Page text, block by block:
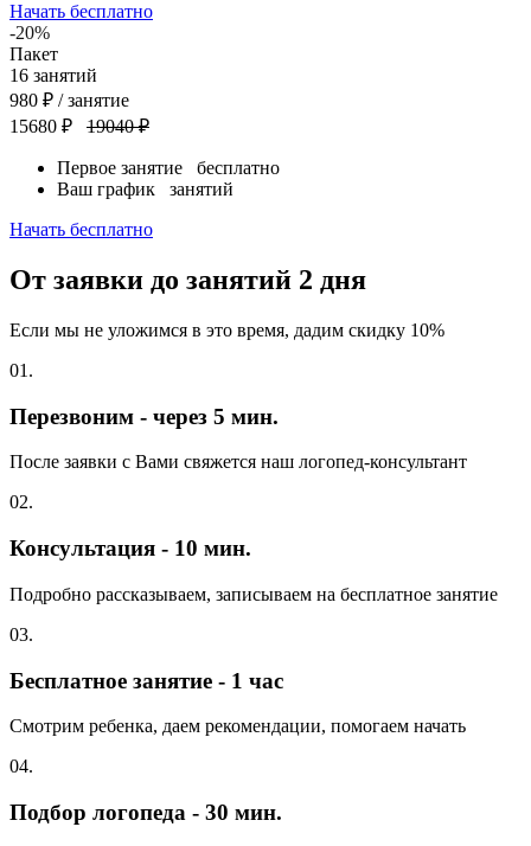
Начать бесплатно
-20%
Пакет
16 занятий
980 ₽ / занятие
15680 ₽
19040 ₽
Первое занятие бесплатно
Ваш график занятий
Начать бесплатно
От заявки до занятий 2 дня
Если мы не уложимся в это время, дадим скидку 10%
01.
Перезвоним - через 5 мин.
После заявки с Вами свяжется наш логопед-консультант
02.
Консультация - 10 мин.
Подробно рассказываем, записываем на бесплатное занятие
03.
Бесплатное занятие - 1 час
Смотрим ребенка, даем рекомендации, помогаем начать
04.
Подбор логопеда - 30 мин.